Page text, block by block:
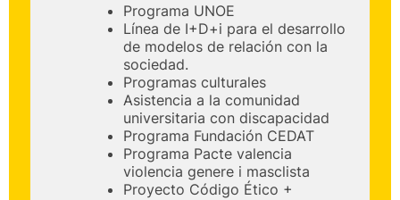
Programa UNOE
Línea de I+D+i para el desarrollo
de modelos de relación con la
sociedad.
Programas culturales
Asistencia a la comunidad
universitaria con discapacidad
Programa Fundación CEDAT
Programa Pacte valencia
violencia genere i masclista
Proyecto Código Ético +